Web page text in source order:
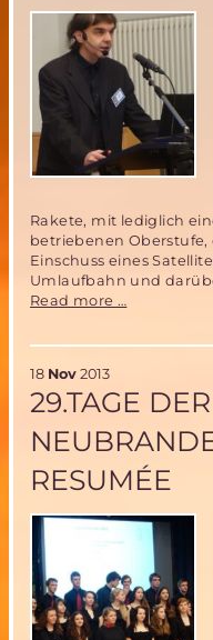
Rakete, mit lediglich
betriebenen
Einschuss eines
Umlaufbahn und
Read more …
ARIANE?
18 Nov 2013
29.TAGE
RESUMÉE